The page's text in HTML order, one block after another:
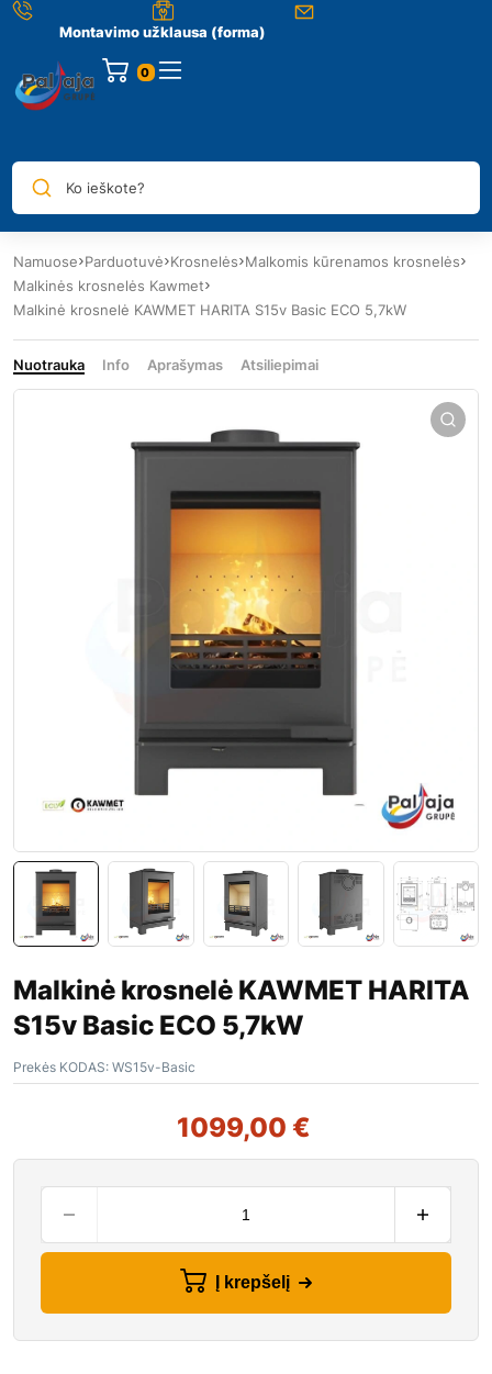
Montavimo užklausa (forma)
0
Ko ieškote?
Namuose Parduotuvė Krosnelės Malkomis kūrenamos krosnelės
Malkinės krosnelės Kawmet
Malkinė krosnelė KAWMET HARITA S15v Basic ECO 5,7kW
Nuotrauka Info Aprašymas Atsiliepimai
Malkinė krosnelė KAWMET HARITA
S15v Basic ECO 5,7kW
Prekės KODAS: WS15v-Basic
1099,00 €
Į krepšelį